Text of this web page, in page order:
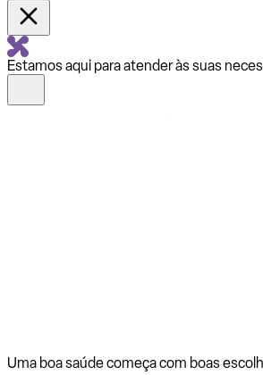
Estamos aqui para atender às suas
Uma boa saúde começa com boas